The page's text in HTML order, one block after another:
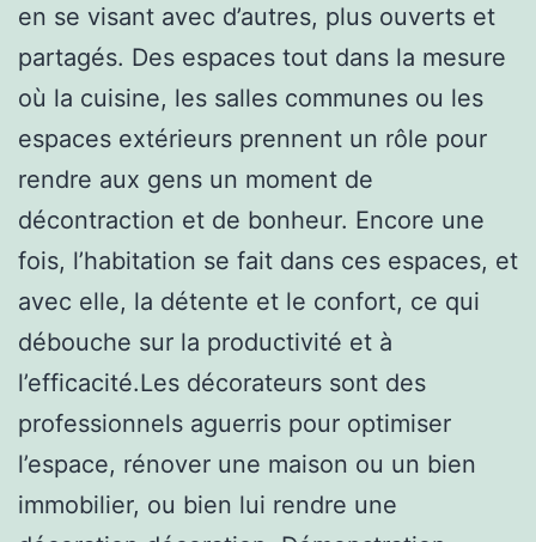
en se visant avec d’autres, plus ouverts et
partagés. Des espaces tout dans la mesure
où la cuisine, les salles communes ou les
espaces extérieurs prennent un rôle pour
rendre aux gens un moment de
décontraction et de bonheur. Encore une
fois, l’habitation se fait dans ces espaces, et
avec elle, la détente et le confort, ce qui
débouche sur la productivité et à
l’efficacité.Les décorateurs sont des
professionnels aguerris pour optimiser
l’espace, rénover une maison ou un bien
immobilier, ou bien lui rendre une